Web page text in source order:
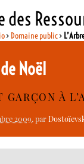
des
> Domaine public>
Noël
GARÇON À
2009, par